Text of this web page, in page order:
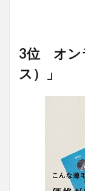
3位 オン
ス）」